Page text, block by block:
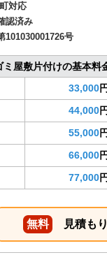
対応
認済み
101030001726号
ミ屋敷片付けの基本料
33,000
44,000
55,000
66,000
77,000
無料 見積も